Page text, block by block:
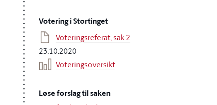
Votering i Stortinget
Voteringsreferat, sak 2
23.10.2020
Voteringsoversikt
Løse forslag til saken